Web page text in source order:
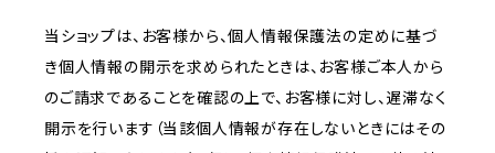
当ショップは、お客様から、個人情報保護法の定めに基づ
き個人情報の開示を求められたときは、お客様ご本人から
のご請求であることを確認の上で、お客様に対し、遅滞なく
開示を行います（当該個人情報が存在しないときにはその